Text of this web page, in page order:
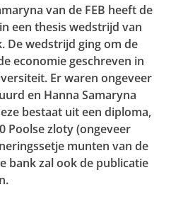
van de FEB heeft de
een thesis wedstrijd van
De wedstrijd ging om de
economie geschreven in
Er waren ongeveer
en Hanna Samaryna
bestaat uit een diploma,
Poolse zloty (ongeveer
munten van de
bank zal ook de publicatie